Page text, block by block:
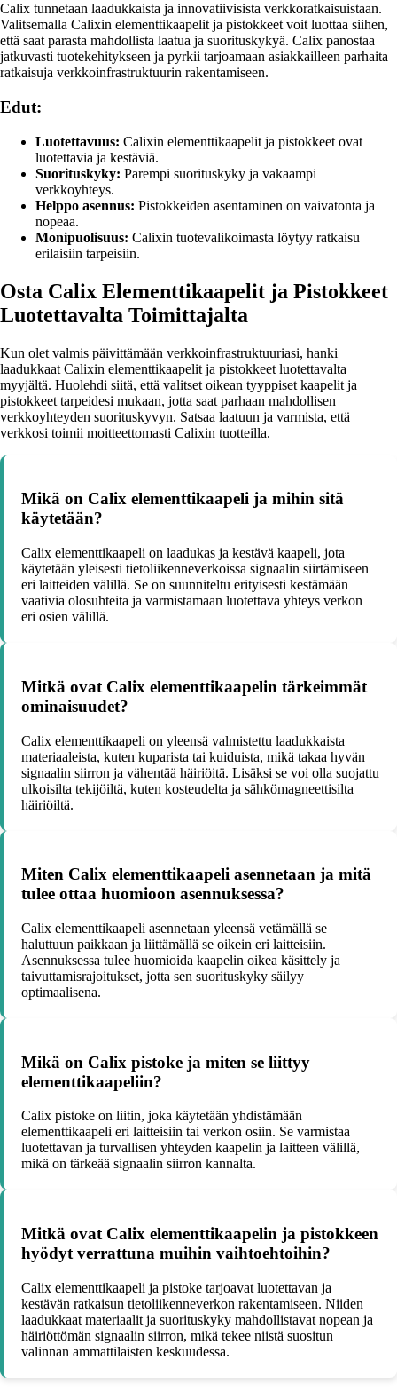
Calix tunnetaan laadukkaista ja innovatiivisista verkkoratkaisuistaan.
Valitsemalla Calixin elementtikaapelit ja pistokkeet voit luottaa siihen,
että saat parasta mahdollista laatua ja suorituskykyä. Calix panostaa
jatkuvasti tuotekehitykseen ja pyrkii tarjoamaan asiakkailleen parhaita
ratkaisuja verkkoinfrastruktuurin rakentamiseen.
Edut:
Luotettavuus: Calixin elementtikaapelit ja pistokkeet ovat
luotettavia ja kestäviä.
Suorituskyky: Parempi suorituskyky ja vakaampi
verkkoyhteys.
Helppo asennus: Pistokkeiden asentaminen on vaivatonta ja
nopeaa.
Monipuolisuus: Calixin tuotevalikoimasta löytyy ratkaisu
erilaisiin tarpeisiin.
Osta Calix Elementtikaapelit ja Pistokkeet
Luotettavalta Toimittajalta
Kun olet valmis päivittämään verkkoinfrastruktuuriasi, hanki
laadukkaat Calixin elementtikaapelit ja pistokkeet luotettavalta
myyjältä. Huolehdi siitä, että valitset oikean tyyppiset kaapelit ja
pistokkeet tarpeidesi mukaan, jotta saat parhaan mahdollisen
verkkoyhteyden suorituskyvyn. Satsaa laatuun ja varmista, että
verkkosi toimii moitteettomasti Calixin tuotteilla.
Mikä on Calix elementtikaapeli ja mihin sitä
käytetään?
Calix elementtikaapeli on laadukas ja kestävä kaapeli, jota
käytetään yleisesti tietoliikenneverkoissa signaalin siirtämiseen
eri laitteiden välillä. Se on suunniteltu erityisesti kestämään
vaativia olosuhteita ja varmistamaan luotettava yhteys verkon
eri osien välillä.
Mitkä ovat Calix elementtikaapelin tärkeimmät
ominaisuudet?
Calix elementtikaapeli on yleensä valmistettu laadukkaista
materiaaleista, kuten kuparista tai kuiduista, mikä takaa hyvän
signaalin siirron ja vähentää häiriöitä. Lisäksi se voi olla suojattu
ulkoisilta tekijöiltä, kuten kosteudelta ja sähkömagneettisilta
häiriöiltä.
Miten Calix elementtikaapeli asennetaan ja mitä
tulee ottaa huomioon asennuksessa?
Calix elementtikaapeli asennetaan yleensä vetämällä se
haluttuun paikkaan ja liittämällä se oikein eri laitteisiin.
Asennuksessa tulee huomioida kaapelin oikea käsittely ja
taivuttamisrajoitukset, jotta sen suorituskyky säilyy
optimaalisena.
Mikä on Calix pistoke ja miten se liittyy
elementtikaapeliin?
Calix pistoke on liitin, joka käytetään yhdistämään
elementtikaapeli eri laitteisiin tai verkon osiin. Se varmistaa
luotettavan ja turvallisen yhteyden kaapelin ja laitteen välillä,
mikä on tärkeää signaalin siirron kannalta.
Mitkä ovat Calix elementtikaapelin ja pistokkeen
hyödyt verrattuna muihin vaihtoehtoihin?
Calix elementtikaapeli ja pistoke tarjoavat luotettavan ja
kestävän ratkaisun tietoliikenneverkon rakentamiseen. Niiden
laadukkaat materiaalit ja suorituskyky mahdollistavat nopean ja
häiriöttömän signaalin siirron, mikä tekee niistä suositun
valinnan ammattilaisten keskuudessa.